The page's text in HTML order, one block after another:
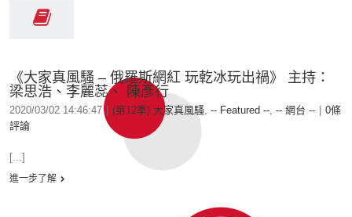
《大家真風騷 – 俄羅斯網紅 玩亁冰玩出禍》 主持：
梁思浩、李麗蕊、 陳彥行
2020/03/02 14:46:47 (第12季) 大家真風騷, -- Featured --, -- 網台 --
0條
評論
[...]
進一步了解